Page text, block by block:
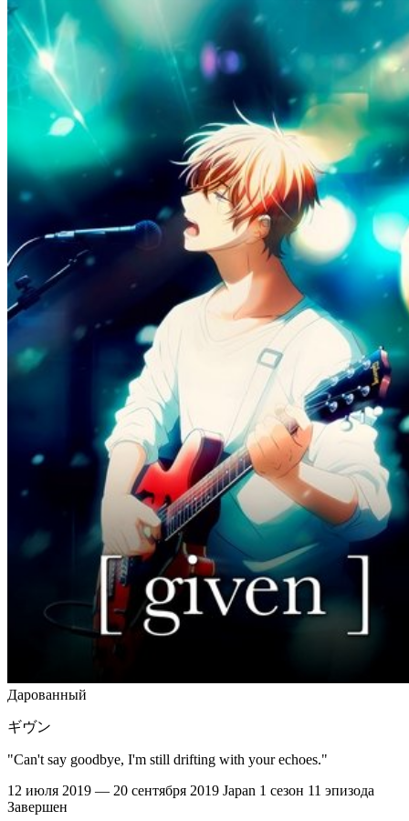
Дарованный
ギヴン
"Can't say goodbye, I'm still drifting with your echoes."
12 июля 2019 — 20 сентября 2019 Japan 1 сезон 11 эпизода
Завершен